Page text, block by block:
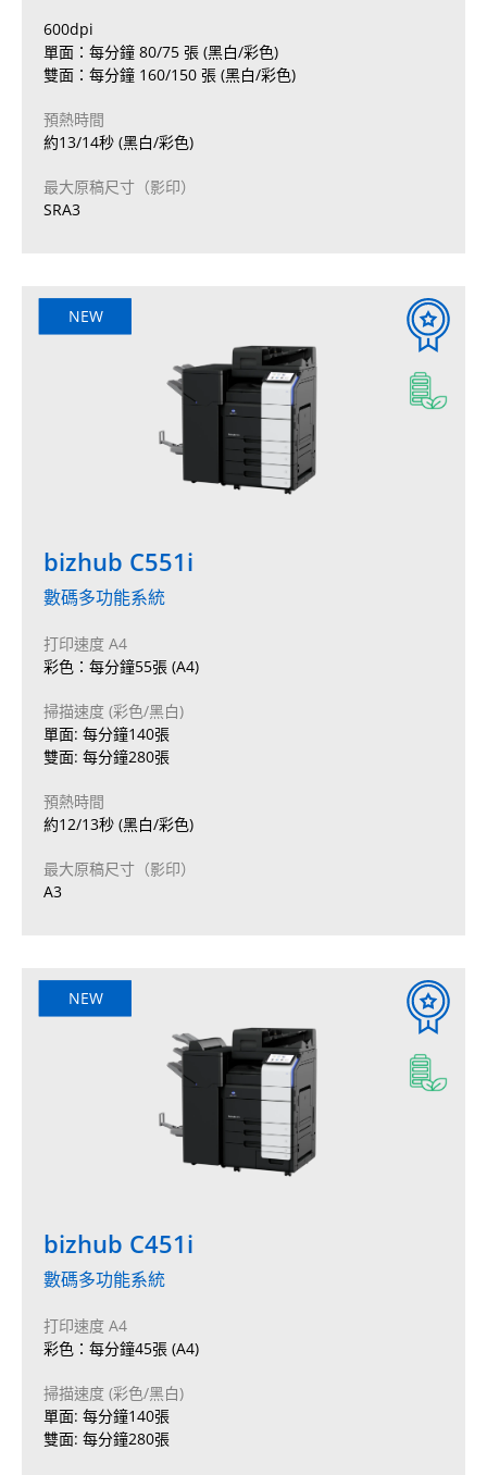
600dpi
單面：每分鐘 80/75 張 (黑白/彩色)
雙面：每分鐘 160/150 張 (黑白/彩色)
預熱時間
約13/14秒 (黑白/彩色)
最大原稿尺寸（影印）
SRA3
NEW
bizhub C551i
數碼多功能系統
打印速度 A4
彩色：每分鐘55張 (A4)
掃描速度 (彩色/黑白)
單面: 每分鐘140張
雙面: 每分鐘280張
預熱時間
約12/13秒 (黑白/彩色)
最大原稿尺寸（影印）
A3
NEW
bizhub C451i
數碼多功能系統
打印速度 A4
彩色：每分鐘45張 (A4)
掃描速度 (彩色/黑白)
單面: 每分鐘140張
雙面: 每分鐘280張